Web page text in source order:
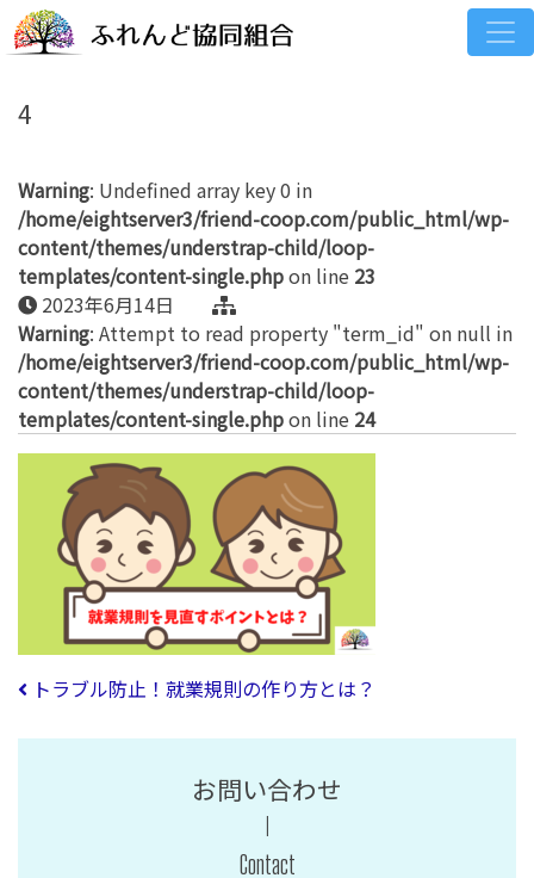
4
Warning: Undefined array key 0 in
/home/eightserver3/friend-coop.com/public_html/wp-
content/themes/understrap-child/loop-
templates/content-single.phpon line 23
2023年6月14日
Warning: Attempt to read property "term_id" on null in
/home/eightserver3/friend-coop.com/public_html/wp-
content/themes/understrap-child/loop-
templates/content-single.phpon line 24
投稿ナビゲーション
トラブル防止！就業規則の作り方とは？
お問い合わせ
Contact